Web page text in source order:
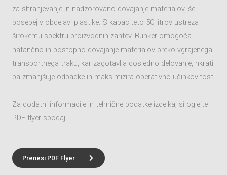
za shranjevanje in nadzorovano dovajanje materialov, še
posebej v obdelavi plastike. S kapaciteto 50 litrov ustreza
širokemu spektru proizvodnih zahtev. Bunker omogoča
natančno in postopno dovajanje materialov preko vgrajenega
transportnega traku, kar zagotavlja dosledno delovanje, hkrati
pa zmanjšuje odpadke in maksimizira operativno učinkovitost.
Za dodatni informacije in tehnične podatke izdelka, si oglejte
PDF flyer spodaj:
Prenesi PDF Flyer